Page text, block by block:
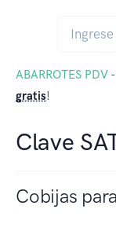
ABARROTES PDV -
gratis!
Clave
Cobijas